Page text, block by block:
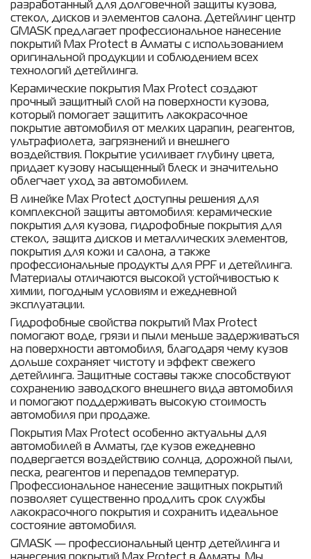
разработанный для долговечной защиты кузова,
стекол, дисков и элементов салона. Детейлинг центр
GMASK предлагает профессиональное нанесение
покрытий Max Protect в Алматы с использованием
оригинальной продукции и соблюдением всех
технологий детейлинга.
Керамические покрытия Max Protect создают
прочный защитный слой на поверхности кузова,
который помогает защитить лакокрасочное
покрытие автомобиля от мелких царапин, реагентов,
ультрафиолета, загрязнений и внешнего
воздействия. Покрытие усиливает глубину цвета,
придает кузову насыщенный блеск и значительно
облегчает уход за автомобилем.
В линейке Max Protect доступны решения для
комплексной защиты автомобиля: керамические
покрытия для кузова, гидрофобные покрытия для
стекол, защита дисков и металлических элементов,
покрытия для кожи и салона, а также
профессиональные продукты для PPF и детейлинга.
Материалы отличаются высокой устойчивостью к
химии, погодным условиям и ежедневной
эксплуатации.
Гидрофобные свойства покрытий Max Protect
помогают воде, грязи и пыли меньше задерживаться
на поверхности автомобиля, благодаря чему кузов
дольше сохраняет чистоту и эффект свежего
детейлинга. Защитные составы также способствуют
сохранению заводского внешнего вида автомобиля
и помогают поддерживать высокую стоимость
автомобиля при продаже.
Покрытия Max Protect особенно актуальны для
автомобилей в Алматы, где кузов ежедневно
подвергается воздействию солнца, дорожной пыли,
песка, реагентов и перепадов температур.
Профессиональное нанесение защитных покрытий
позволяет существенно продлить срок службы
лакокрасочного покрытия и сохранить идеальное
состояние автомобиля.
GMASK — профессиональный центр детейлинга и